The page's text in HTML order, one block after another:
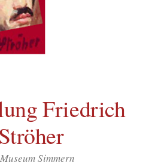
Friedrich
Simmern